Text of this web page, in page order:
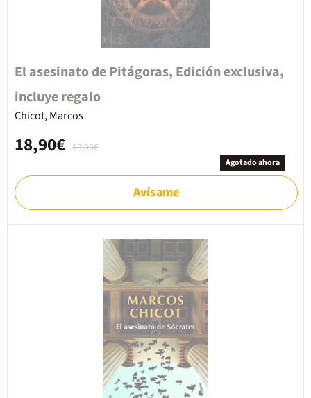
El asesinato de Pitágoras, Edición exclusiva,
incluye regalo
Chicot, Marcos
19,90€
18,90€
Agotado ahora
Avísame